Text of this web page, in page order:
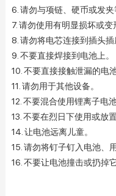
6. 请勿与项链、硬币或发
7. 请勿使用有明显损坏或变
8. 请勿将电芯连接到插头插
9. 不要直接焊接到电池上。
10. 不要直接接触泄漏的电池
11. 请勿用于其他设备。
12. 不要混合使用锂离子电池
13. 不要在烈日下使用或放
14. 让电池远离儿童。
15. 请勿将钉子钉入电池、
16. 不要让电池撞击或扔掉它